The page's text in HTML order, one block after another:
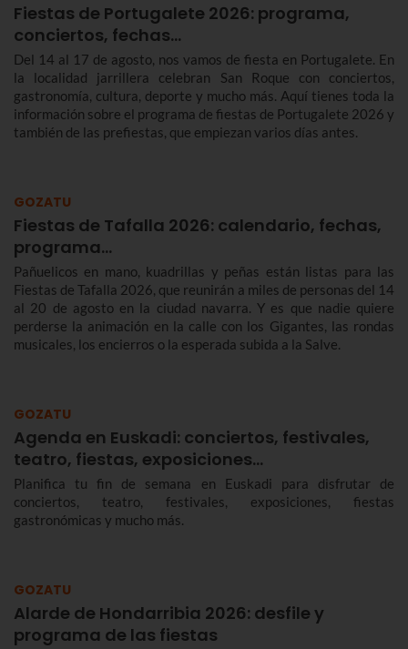
Fiestas de Portugalete 2026: programa,
conciertos, fechas…
Del 14 al 17 de agosto, nos vamos de fiesta en Portugalete. En
la localidad jarrillera celebran San Roque con conciertos,
gastronomía, cultura, deporte y mucho más. Aquí tienes toda la
información sobre el programa de fiestas de Portugalete 2026 y
también de las prefiestas, que empiezan varios días antes.
GOZATU
Fiestas de Tafalla 2026: calendario, fechas,
programa…
Pañuelicos en mano, kuadrillas y peñas están listas para las
Fiestas de Tafalla 2026, que reunirán a miles de personas del 14
al 20 de agosto en la ciudad navarra. Y es que nadie quiere
perderse la animación en la calle con los Gigantes, las rondas
musicales, los encierros o la esperada subida a la Salve.
GOZATU
Agenda en Euskadi: conciertos, festivales,
teatro, fiestas, exposiciones…
Planifica tu fin de semana en Euskadi para disfrutar de
conciertos, teatro, festivales, exposiciones, fiestas
gastronómicas y mucho más.
GOZATU
Alarde de Hondarribia 2026: desfile y
programa de las fiestas